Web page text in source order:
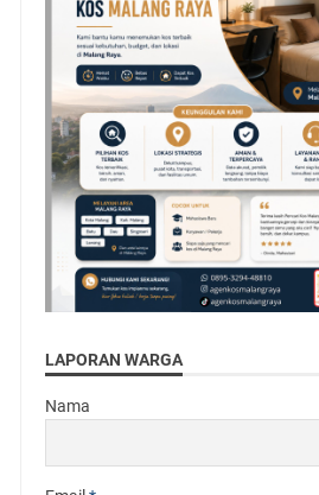
LAPORAN WARGA
Nama